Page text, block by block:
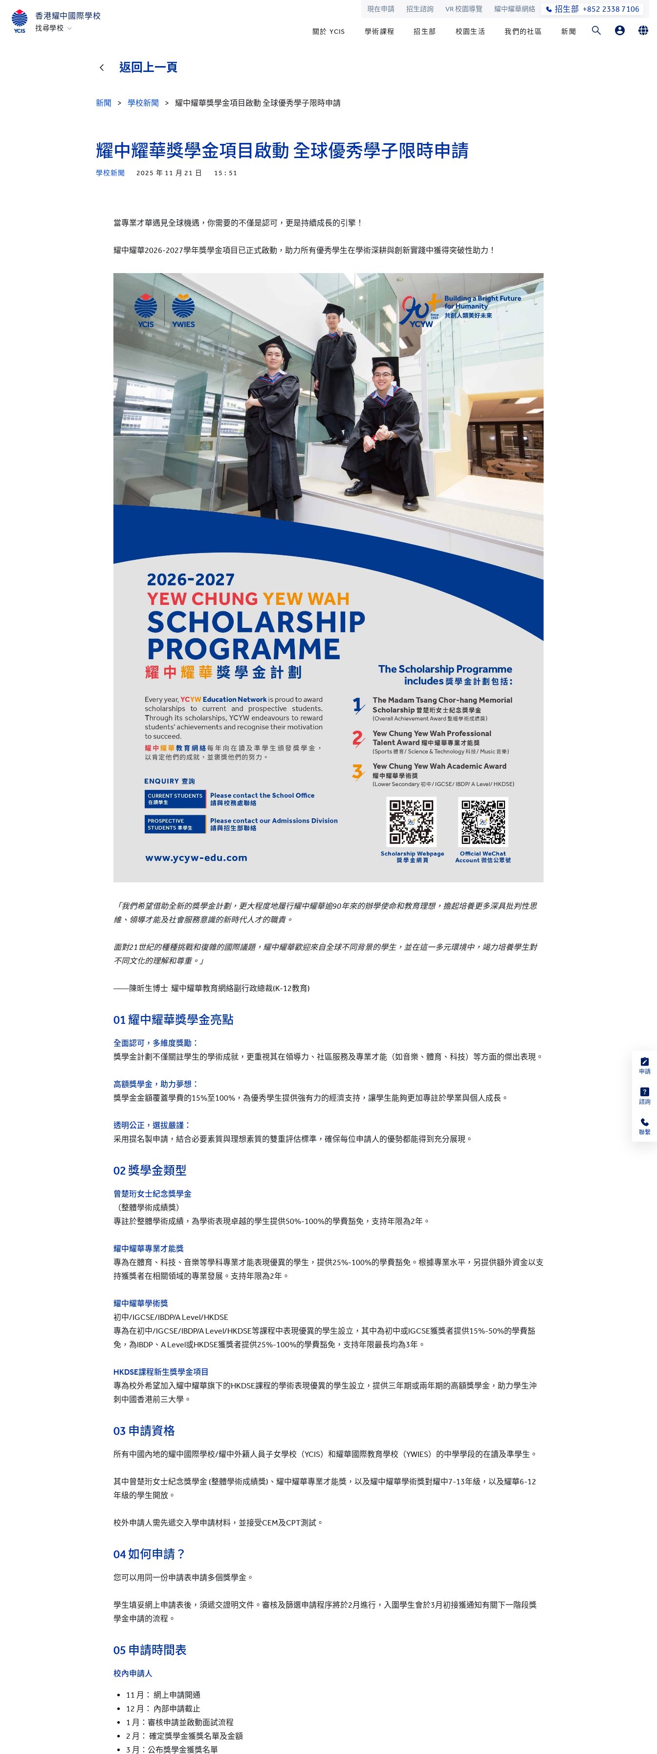
香港耀中國際學校
找尋學校
現在申請 招生諮詢 VR 校園導覽 耀中耀華網絡 招生部 +852 2338 7106
關於 YCIS 學術課程 招生部 校園生活 我們的社區 新聞
返回上一頁
新聞 > 學校新聞 > 耀中耀華獎學金項目啟動 全球優秀學子限時申請
耀中耀華獎學金項目啟動 全球優秀學子限時申請
學校新聞 2025 年 11 月 21 日 15 : 51
當專業才華遇見全球機遇，你需要的不僅是認可，更是持續成長的引擎！
耀中耀華2026-2027學年獎學金項目已正式啟動，助力所有優秀學生在學術深耕與創新實踐中獲得突破性助力！
「我們希望借助全新的獎學金計劃，更大程度地履行耀中耀華逾90年來的辦學使命和教育理想，擔起培養更多深具批判性思
維、領導才能及社會服務意識的新時代人才的職責。
面對21世紀的種種挑戰和復雜的國際議題，耀中耀華歡迎來自全球不同背景的學生，並在這一多元環境中，竭力培養學生對
不同文化的理解和尊重。」
——陳昕生博士 耀中耀華教育網絡副行政總裁(K-12教育)
01 耀中耀華獎學金亮點
全面認可，多維度獎勵：
獎學金計劃不僅關註學生的學術成就，更重視其在領導力、社區服務及專業才能（如音樂、體育、科技）等方面的傑出表現。
高額獎學金，助力夢想：
獎學金金額覆蓋學費的15%至100%，為優秀學生提供強有力的經濟支持，讓學生能夠更加專註於學業與個人成長。
透明公正，選拔嚴謹：
采用提名製申請，結合必要素質與理想素質的雙重評估標準，確保每位申請人的優勢都能得到充分展現。
02 獎學金類型
曾楚珩女士紀念獎學金
（整體學術成績獎）
專註於整體學術成績，為學術表現卓越的學生提供50%-100%的學費豁免，支持年限為2年。
耀中耀華專業才能獎
專為在體育、科技、音樂等學科專業才能表現優異的學生，提供25%-100%的學費豁免。根據專業水平，另提供額外資金以支
持獲獎者在相關領域的專業發展。支持年限為2年。
耀中耀華學術獎
初中/IGCSE/IBDP/A Level/HKDSE
專為在初中/IGCSE/IBDP/A Level/HKDSE等課程中表現優異的學生設立，其中為初中或IGCSE獲獎者提供15%-50%的學費豁
免，為IBDP、A Level或HKDSE獲獎者提供25%-100%的學費豁免，支持年限最長均為3年。
HKDSE課程新生獎學金項目
專為校外希望加入耀中耀華旗下的HKDSE課程的學術表現優異的學生設立，提供三年期或兩年期的高額獎學金，助力學生沖
刺中國香港前三大學。
03 申請資格
所有中國內地的耀中國際學校/耀中外籍人員子女學校（YCIS）和耀華國際教育學校（YWIES）的中學學段的在讀及準學生。
其中曾楚珩女士紀念獎學金 (整體學術成績獎)、耀中耀華專業才能獎，以及耀中耀華學術獎對耀中7-13年級，以及耀華6-12
年級的學生開放。
校外申請人需先遞交入學申請材料，並接受CEM及CPT測試。
04 如何申請？
您可以用同一份申請表申請多個獎學金。
學生填妥網上申請表後，須遞交證明文件。審核及篩選申請程序將於2月進行，入圍學生會於3月初接獲通知有關下一階段獎
學金申請的流程。
05 申請時間表
校內申請人
11 月： 網上申請開通
12 月： 內部申請截止
1 月：審核申請並啟動面試流程
2 月： 確定獎學金獲獎名單及金額
3 月：公布獎學金獲獎名單
申請
諮詢
聯繫